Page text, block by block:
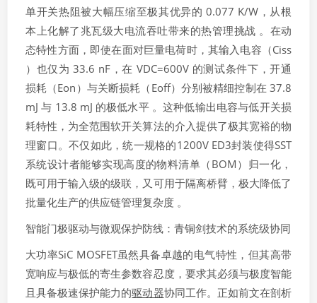
单开关热阻被大幅压缩至极其优异的 0.077 K/W，从根
本上化解了兆瓦级大电流吞吐带来的热管理挑战 。在动
态特性方面，即使在面对巨量电荷时，其输入电容（Ciss​
）也仅为 33.6 nF，在 VDC​=600V 的测试条件下，开通
损耗（Eon​）与关断损耗（Eoff​）分别被精细控制在 37.8
mJ 与 13.8 mJ 的极低水平 。这种低输出电容与低开关损
耗特性，为全范围软开关算法的介入提供了极其宽裕的物
理窗口。不仅如此，统一规格的1200V ED3封装使得SST
系统设计者能够实现高度的物料清单（BOM）归一化，
既可用于输入级的级联，又可用于隔离桥臂，极大降低了
批量化生产的供应链管理复杂度 。
智能门极驱动与微观保护防线：青铜剑技术的系统级协同
大功率SiC MOSFET虽然具备卓越的电气特性，但其高带
宽响应与极低的寄生参数容忍度，要求其必须与极度智能
且具备极速保护能力的驱动器协同工作。正如前文在剖析